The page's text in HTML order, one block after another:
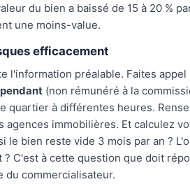
du bien a baissé de 15 à 20 %
une moins-value.
efficacement
l'information préalable. Faites appel
(non rémunéré à la
quartier à différentes heures.
agences immobilières. Et calculez
le bien reste vide 3 mois par an ?
C'est à cette question que doit
du commercialisateur.